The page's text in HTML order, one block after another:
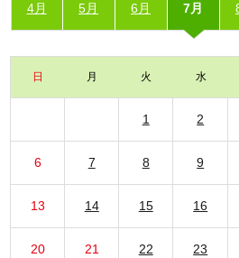
4月 5月 6月 7月
日 月 火 水
1 2
6 7 8 9
13 14 15 16
20 21 22 23